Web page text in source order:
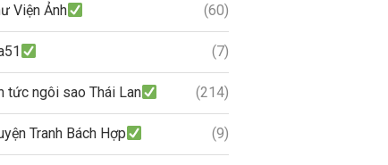
Viện Ảnh (60)
(7)
tức ngôi sao Thái Lan (214)
Tranh Bách Hợp (9)